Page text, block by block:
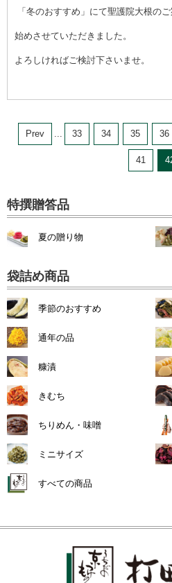
「冬のおすすめ」にて聖護院大根の
始めさせていただきました。
よろしければご検討下さいませ。
Prev ... 33 34 35 36
41
特撰贈答品
夏の贈り物
袋詰め商品
季節のおすすめ
通年の品
糠漬
きむち
ちりめん・味噌
ミニサイズ
すべての商品